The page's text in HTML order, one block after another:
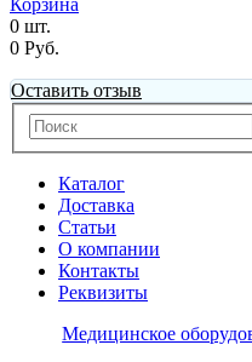
Корзина
0 шт.
0 Руб.
Оставить отзыв
Каталог
Доставка
Статьи
О компании
Контакты
Реквизиты
Медицинское